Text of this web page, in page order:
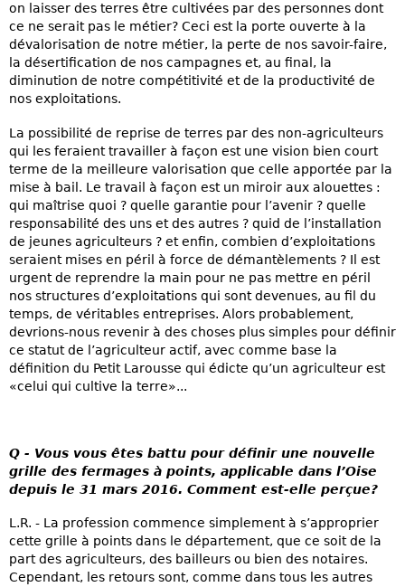
on laisser des terres être cultivées par des personnes dont
ce ne serait pas le métier? Ceci est la porte ouverte à la
dévalorisation de notre métier, la perte de nos savoir-faire,
la désertification de nos campagnes et, au final, la
diminution de notre compétitivité et de la productivité de
nos exploitations.
La possibilité de reprise de terres par des non-agriculteurs
qui les feraient travailler à façon est une vision bien court
terme de la meilleure valorisation que celle apportée par la
mise à bail. Le travail à façon est un miroir aux alouettes :
qui maîtrise quoi ? quelle garantie pour l’avenir ? quelle
responsabilité des uns et des autres ? quid de l’installation
de jeunes agriculteurs ? et enfin, combien d’exploitations
seraient mises en péril à force de démantèlements ? Il est
urgent de reprendre la main pour ne pas mettre en péril
nos structures d’exploitations qui sont devenues, au fil du
temps, de véritables entreprises. Alors probablement,
devrions-nous revenir à des choses plus simples pour définir
ce statut de l’agriculteur actif, avec comme base la
définition du Petit Larousse qui édicte qu’un agriculteur est
«celui qui cultive la terre»...
Q - Vous vous êtes battu pour définir une nouvelle
grille des fermages à points, applicable dans l’Oise
depuis le 31 mars 2016. Comment est-elle perçue?
L.R. - La profession commence simplement à s’approprier
cette grille à points dans le département, que ce soit de la
part des agriculteurs, des bailleurs ou bien des notaires.
Cependant, les retours sont, comme dans tous les autres